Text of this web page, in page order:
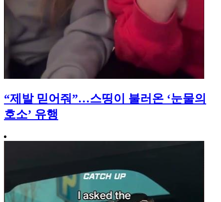
“제발 믿어줘”…스띵이 불러온 ‘눈물의
호소’ 유행